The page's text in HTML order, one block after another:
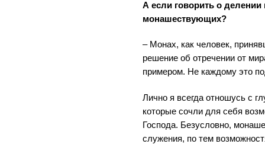
А если говорить о делении
монашествующих?
– Монах, как человек,
решение об отречении от
примером. Не каждому это
Лично я всегда отношусь с
которые сочли для себя
Господа. Безусловно,
служения, по тем